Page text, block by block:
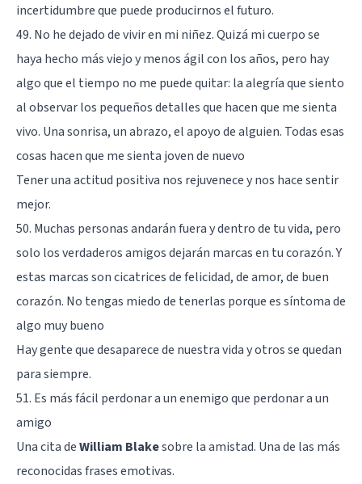
incertidumbre que puede producirnos el futuro.
49. No he dejado de vivir en mi niñez. Quizá mi cuerpo se
haya hecho más viejo y menos ágil con los años, pero hay
algo que el tiempo no me puede quitar: la alegría que siento
al observar los pequeños detalles que hacen que me sienta
vivo. Una sonrisa, un abrazo, el apoyo de alguien. Todas esas
cosas hacen que me sienta joven de nuevo
Tener una actitud positiva nos rejuvenece y nos hace sentir
mejor.
50. Muchas personas andarán fuera y dentro de tu vida, pero
solo los verdaderos amigos dejarán marcas en tu corazón. Y
estas marcas son cicatrices de felicidad, de amor, de buen
corazón. No tengas miedo de tenerlas porque es síntoma de
algo muy bueno
Hay gente que desaparece de nuestra vida y otros se quedan
para siempre.
51. Es más fácil perdonar a un enemigo que perdonar a un
amigo
Una cita deWilliam Blakesobre la amistad. Una de las más
reconocidas frases emotivas.